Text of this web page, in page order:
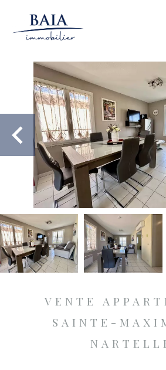
VENTE
SAINTE-